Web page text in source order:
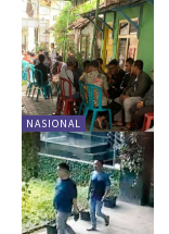
NASIONAL